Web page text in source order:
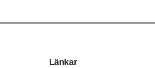
Länkar